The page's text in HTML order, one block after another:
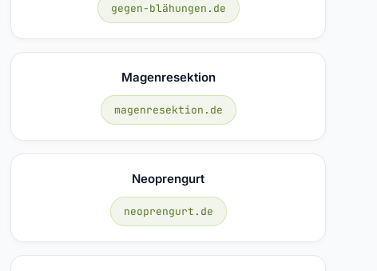
gegen-blähungen.de
Magenresektion
magenresektion.de
Neoprengurt
neoprengurt.de